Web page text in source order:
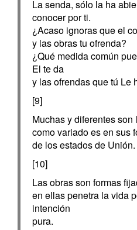
La senda, sólo la ha
conocer por ti.
¿Acaso ignoras que el
y las obras tu ofrenda?
¿Qué medida común
El te da
y las ofrendas que tú Le
[9]
Muchas y diferentes son
como variado es en sus
de los estados de Unión.
[10]
Las obras son formas
en ellas penetra la vida
intención
pura.